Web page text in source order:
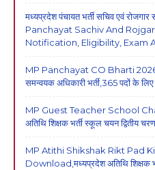
मध्यप्रदेश पंचायत भर्ती सचिव एवं
Panchayat Sachiv And
Notification, Eligibility, Exam
MP Panchayat CO Bharti
समन्वयक अधिकारी भर्ती,365 पदों के
MP Guest Teacher School
अतिथि शिक्षक भर्ती स्कूल चयन द्वितीय
MP Atithi Shikshak Rikt Pad
Download,मध्यप्रदेश अतिथि शिक्षक